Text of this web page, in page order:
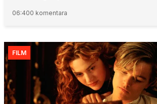
06:400 komentara
FILM